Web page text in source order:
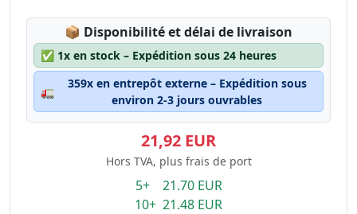
📦 Lagerstatus:
Disponibilité et délai de livraison
✅ 1x en stock – Expédition sous 24 heures
🚛
359x en entrepôt externe – Expédition sous
environ 2-3 jours ouvrables
21,92 EUR
Hors TVA, plus frais de port
5+ 21.70 EUR
10+ 21.48 EUR